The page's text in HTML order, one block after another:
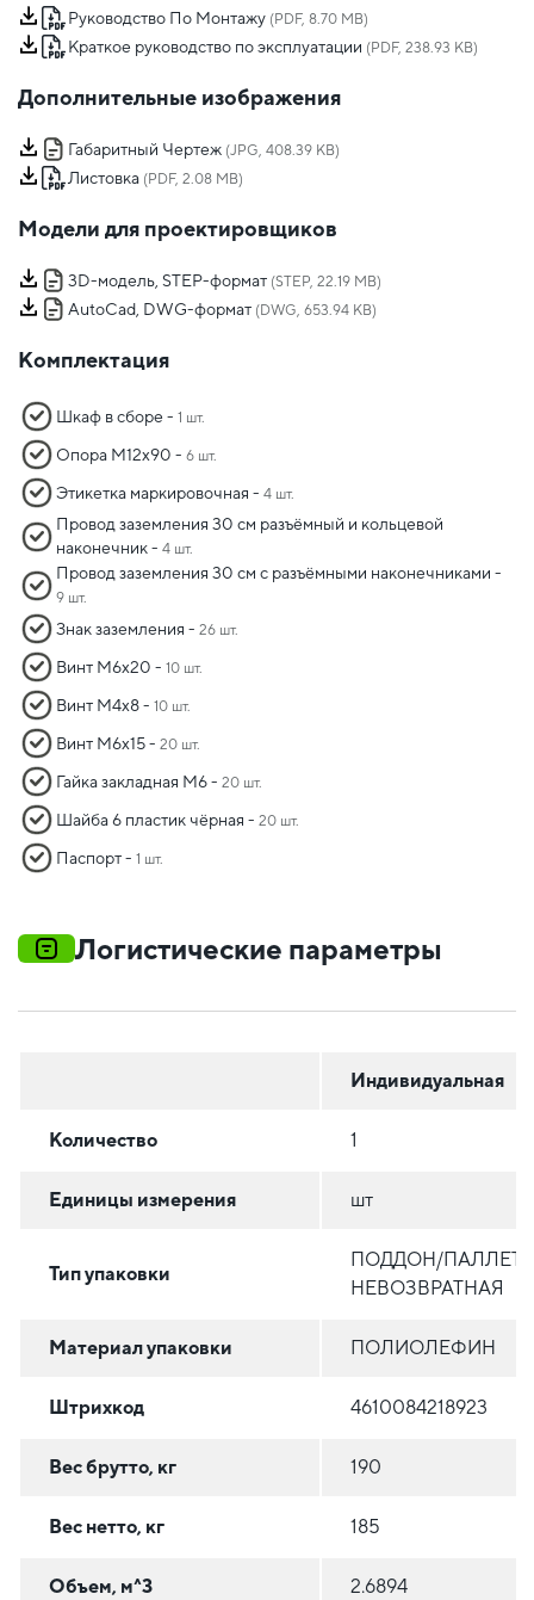
Руководство По Монтажу (PDF, 8.70 MB)
Краткое руководство по эксплуатации (PDF, 238.93 KB)
Дополнительные изображения
Габаритный Чертеж (JPG, 408.39 KB)
Листовка (PDF, 2.08 MB)
Модели для проектировщиков
3D-модель, STEP-формат (STEP, 22.19 MB)
AutoCad, DWG-формат (DWG, 653.94 KB)
Комплектация
Шкаф в сборе - 1 шт.
Опора М12х90 - 6 шт.
Этикетка маркировочная - 4 шт.
Провод заземления 30 см разъёмный и кольцевой
наконечник - 4 шт.
Провод заземления 30 см с разъёмными наконечниками -
9 шт.
Знак заземления - 26 шт.
Винт М6х20 - 10 шт.
Винт М4х8 - 10 шт.
Винт М6х15 - 20 шт.
Гайка закладная М6 - 20 шт.
Шайба 6 пластик чёрная - 20 шт.
Паспорт - 1 шт.
Логистические параметры
Индивидуальная
Количество 1
Единицы измерения шт
Тип упаковки
ПОДДОН/ПАЛЛЕТА
НЕВОЗВРАТНАЯ
Материал упаковки ПОЛИОЛЕФИН
Штрихкод 4610084218923
Вес брутто, кг 190
Вес нетто, кг 185
Объем, м^3 2.6894